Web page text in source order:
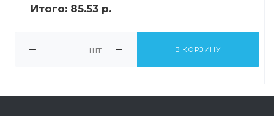
Итого: 85.53 р.
шт В КОРЗИНУ